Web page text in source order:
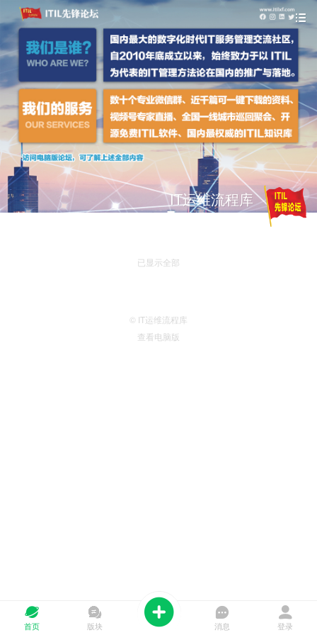
IT运维流程库
已显示全部
首页 版块 消息 登录
© IT运维流程库
查看电脑版